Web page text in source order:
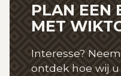
PLAN EEN
MET
Interesse?
ontdek hoe wij